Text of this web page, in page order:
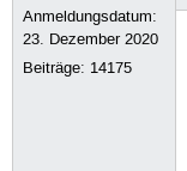
Anmeldungsdatum:
23. Dezember 2020
Beiträge: 14175